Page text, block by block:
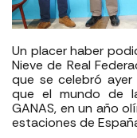
Un placer haber
Nieve de Real
que se celebró
que el mundo de
GANAS, en un año
estaciones de